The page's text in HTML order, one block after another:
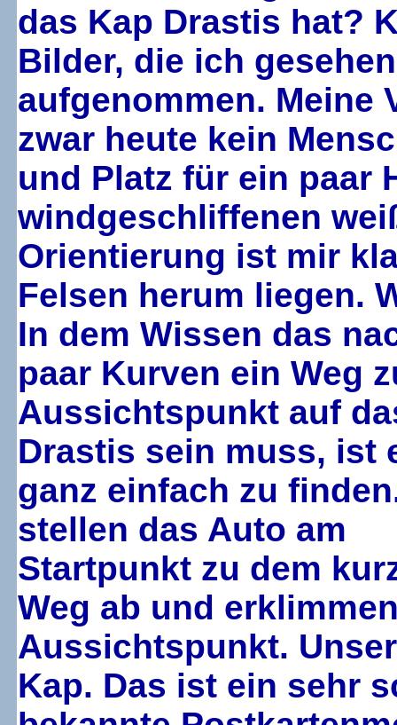
das Kap Drastis hat?
Bilder, die ich
aufgenommen. Meine
zwar heute kein
und Platz für ein paar
windgeschliffenen
Orientierung ist mir
Felsen herum liegen.
In dem Wissen das
paar Kurven ein Weg
Aussichtspunkt auf
Drastis sein muss, ist
ganz einfach zu
stellen das Auto am
Startpunkt zu dem
Weg ab und
Aussichtspunkt.
Kap. Das ist ein sehr